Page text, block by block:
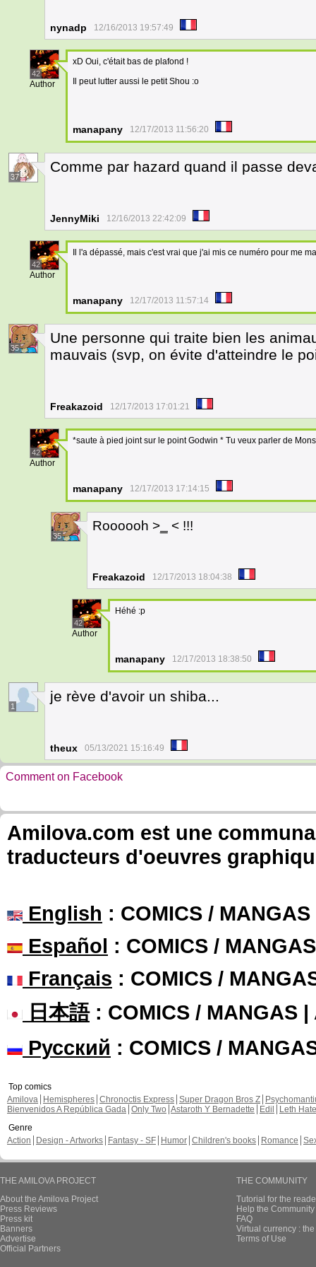
nynadp 12/16/2013 19:57:49
42
Author
xD Oui, c'était bas de plafond !
Il peut lutter aussi le petit Shou :o
manapany 12/17/2013 11:56:20
37
Comme par hazard quand il passe
JennyMiki 12/16/2013 22:42:09
42
Author
Il l'a dépassé, mais c'est vrai que j'ai mis ce numéro pour me
manapany 12/17/2013 11:57:14
35
Une personne qui traite bien les
mauvais (svp, on évite d'atteindre le
Freakazoid 12/17/2013 17:01:21
42
Author
*saute à pied joint sur le point Godwin * Tu veux parler de
manapany 12/17/2013 17:14:15
35
Roooooh > < !!!
Freakazoid 12/17/2013 18:04:38
42
Author
Héhé :p
manapany 12/17/2013 18:38:50
1
je rève d'avoir un shiba...
theux 05/13/2021 15:16:49
Comment on Facebook
Amilova.com est une
traducteurs d'oeuvres
English : COMICS /
Español : COMICS /
Français : COMICS /
日本語: COMICS / MANGAS |
Русский : COMICS /
Top comics
Amilova
Hemispheres Chronoctis Express Super Dragon Bros Z
Bienvenidos A República Gada Only Two Astaroth Y Bernadette Edil
Leth Hate
Genre
Action
Design - Artworks Fantasy - SF Humor Children's books Romance
THE AMILOVA PROJECT
About the Amilova Project
Press Reviews
Press kit
Banners
Advertise
Official Partners
THE COMMUNITY
Tutorial for the
Help the
FAQ
Virtual currency :
Terms of Use